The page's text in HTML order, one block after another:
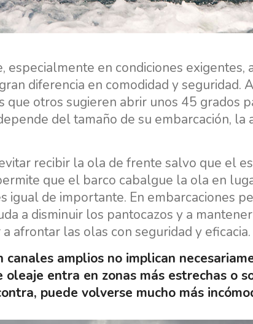
especialmente en condiciones exigentes,
diferencia en comodidad y seguridad.
que otros sugieren abrir unos 45 grados
del tamaño de su embarcación,
recibir la ola de frente salvo que el
que el barco cabalgue la ola en
igual de importante. En embarcaciones
a disminuir los pantocazos y a
afrontar las olas con seguridad y eficacia.
canales amplios no implican
oleaje entra en zonas más estrechas o
puede volverse mucho más